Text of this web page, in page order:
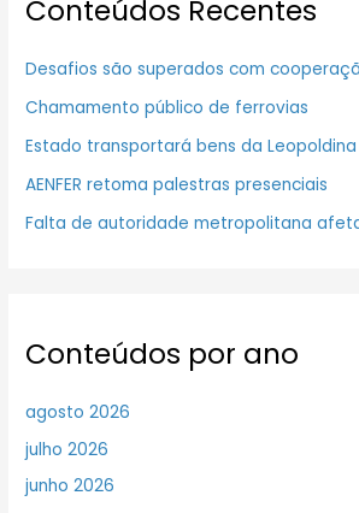
Conteúdos Recentes
Desafios são superados com
Chamamento público de ferrovias
Estado transportará bens da Leopoldina
AENFER retoma palestras presenciais
Falta de autoridade metropolitana
Conteúdos por ano
agosto 2026
julho 2026
junho 2026